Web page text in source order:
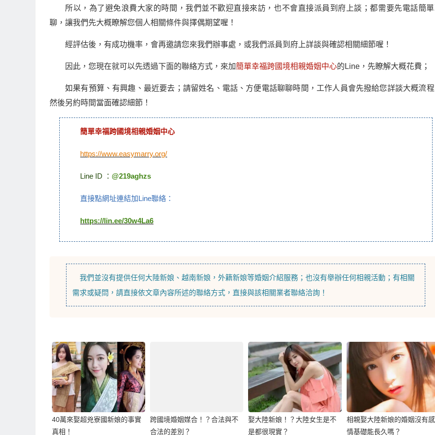
所以，為了避免浪費大家的時間，我們並不歡迎直接來訪，也不會直接派員到府上談；都需要先電話簡
聊，讓我們先大概瞭解您個人相關條件與擇偶期望喔！
經評估後，有成功機率，會再邀請您來我們辦事處，或我們派員到府上詳談與確認相關細節喔！
因此，您現在就可以先透過下面的聯絡方式，來加簡單幸福跨國境相親婚姻中心的Line，先瞭解大概花費；
如果有預算、有興趣、最近要去；請留姓名、電話、方便電話聊聊時間，工作人員會先撥給您詳談大概流
然後另約時間當面確認細節！
簡單幸福跨國境相親婚姻中心
https://www.easymarry.org/
Line ID ：@219aghzs
直接點網址連結加Line聯絡：
https://lin.ee/30w4La6
我們並沒有提供任何大陸新娘 、越南新娘 ，外籍新娘等婚姻介紹服務；也沒有舉辦任何相親活動；有相關
需求或疑問，請直接依文章內容所述的聯絡方式，直接與該相關業者聯絡洽詢！
40萬來娶超兇寮國新娘的事實
真相！
跨國境婚姻媒合！？合法與不
合法的差別？
娶大陸新娘！？大陸女生是不
是都很現實？
相親娶大陸新娘的婚姻沒有感
情基礎能長久嗎？